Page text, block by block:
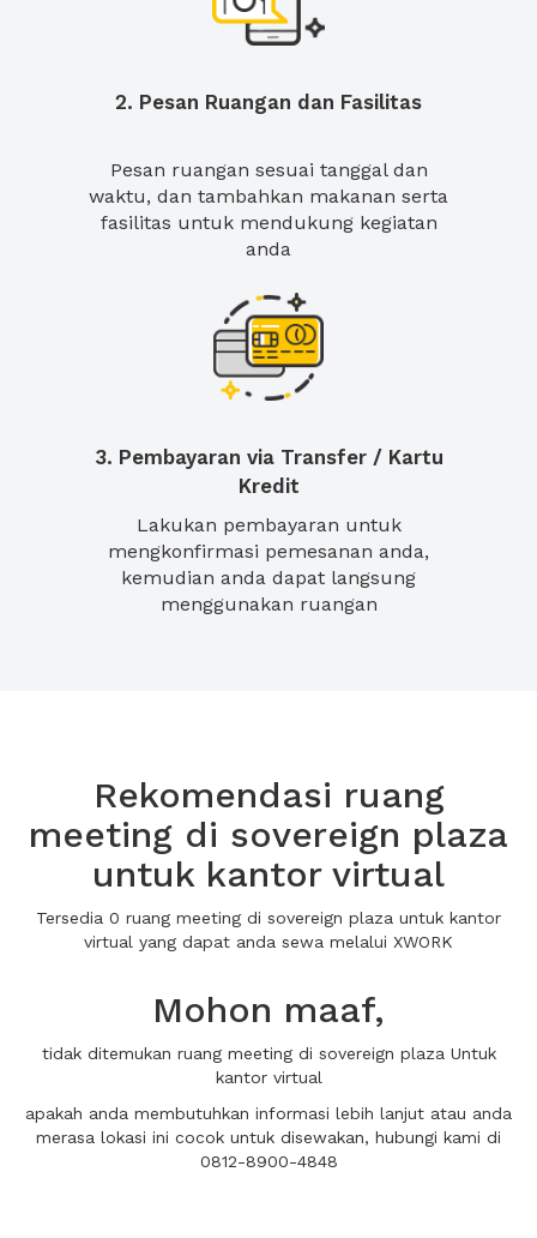
2. Pesan Ruangan dan Fasilitas
Pesan ruangan sesuai tanggal dan
waktu, dan tambahkan makanan serta
fasilitas untuk mendukung kegiatan
anda
3. Pembayaran via Transfer / Kartu
Kredit
Lakukan pembayaran untuk
mengkonfirmasi pemesanan anda,
kemudian anda dapat langsung
menggunakan ruangan
Rekomendasi ruang
meeting di sovereign plaza
untuk kantor virtual
Tersedia 0 ruang meeting di sovereign plaza untuk kantor
virtual yang dapat anda sewa melalui XWORK
Mohon maaf,
tidak ditemukan ruang meeting di sovereign plaza Untuk
kantor virtual
apakah anda membutuhkan informasi lebih lanjut atau anda
merasa lokasi ini cocok untuk disewakan, hubungi kami di
0812-8900-4848